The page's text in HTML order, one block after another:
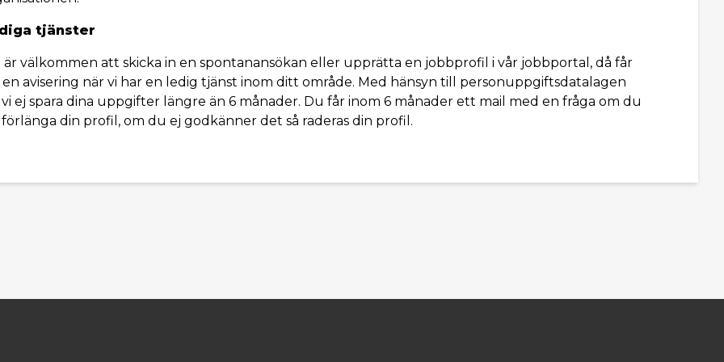
tjänster
är välkommen att skicka in en spontanansökan eller upprätta en jobbprofil i vår jobbportal, då får
avisering när vi har en ledig tjänst inom ditt område. Med hänsyn till personuppgiftsdatalagen
ej spara dina uppgifter längre än 6 månader. Du får inom 6 månader ett mail med en fråga om du
din profil, om du ej godkänner det så raderas din profil.